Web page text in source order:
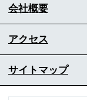
会社概要
アクセス
サイトマップ